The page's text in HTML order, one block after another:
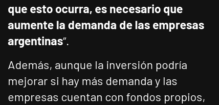
que esto ocurra, es necesario que
aumente la demanda de las empresas
argentinas”.
Además, aunque la inversión podría
mejorar si hay más demanda y las
empresas cuentan con fondos propios,